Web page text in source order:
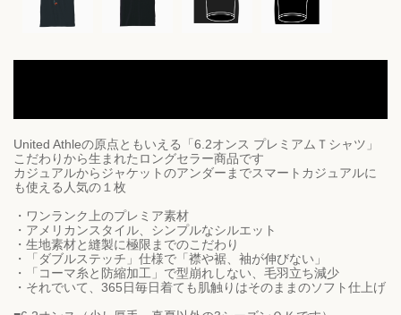
United Athleの原点ともいえる「6.2オンス プレミアムＴシャツ」
こだわりから生まれたロングセラー商品です
カジュアルからジャケットのアンダーまでスマートカジュアルに
も使える人気の１枚
・ワンランク上のプレミア素材
・アメリカンスタイル、シンプルなシルエット
・生地素材と縫製に極限までのこだわり
・「ダブルステッチ」仕様で「襟や裾、袖が伸びない」
・「コーマ糸と防縮加工」で型崩れしない、毛羽立ち減少
・それでいて、365日毎日着ても肌触りはそのままのソフト仕上げ